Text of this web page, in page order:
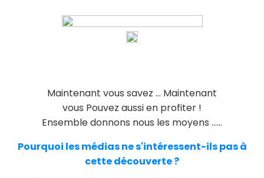
Maintenant vous savez ... Maintenant
vous Pouvez aussi en profiter !
Ensemble donnons nous les moyens ......
Pourquoi les médias ne s'intéressent-ils pas à
cette découverte ?